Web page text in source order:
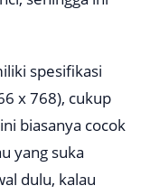
spesifikasi
x 768), cukup
biasanya cocok
yang suka
dulu, kalau